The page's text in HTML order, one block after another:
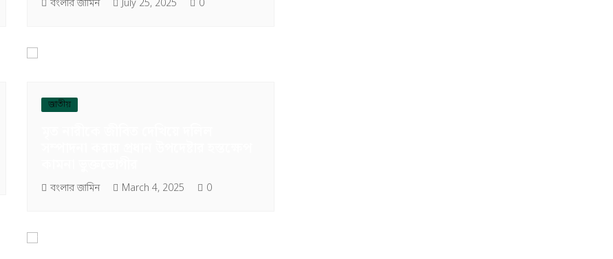
বংলার জামিন July 25, 2025 0
জাতীয়
বংলার জামিন March 4, 2025 0